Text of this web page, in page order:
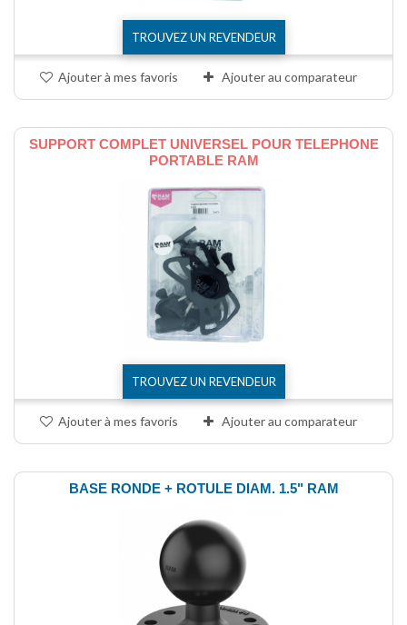
TROUVEZ UN REVENDEUR
Ajouter à mes favoris Ajouter au comparateur
SUPPORT COMPLET UNIVERSEL POUR TELEPHONE
PORTABLE RAM
TROUVEZ UN REVENDEUR
Ajouter à mes favoris Ajouter au comparateur
BASE RONDE + ROTULE DIAM. 1.5" RAM